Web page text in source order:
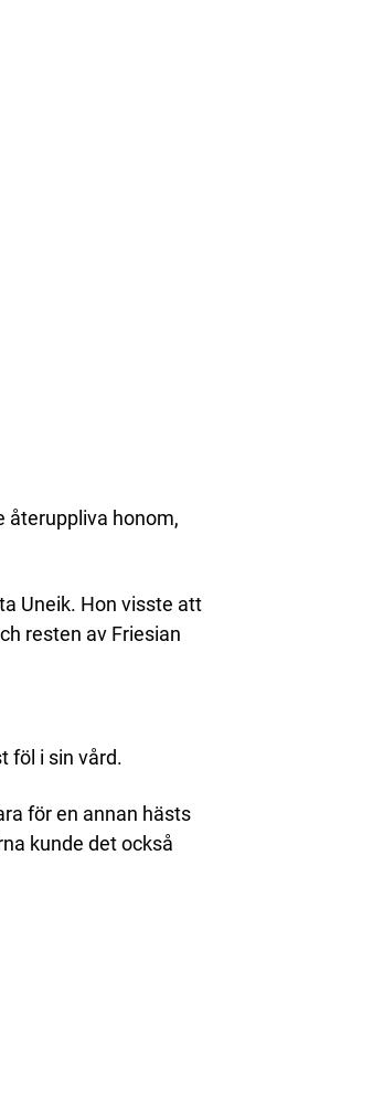
återuppliva honom,
Uneik. Hon visste att
resten av Friesian
föl i sin vård.
för en annan hästs
kunde det också